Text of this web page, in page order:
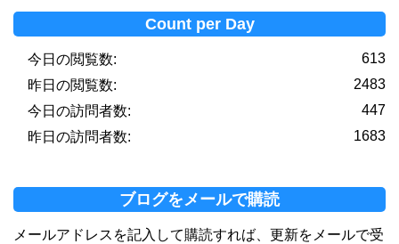
Count per Day
613
今日の閲覧数:
2483
昨日の閲覧数:
447
今日の訪問者数:
1683
昨日の訪問者数:
ブログをメールで購読
メールアドレスを記入して購読すれば、更新をメールで受